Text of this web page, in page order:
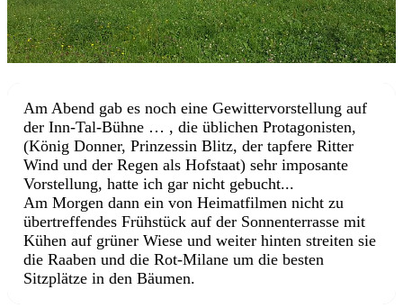
Am Abend gab es noch eine Gewittervorstellung auf
der Inn-Tal-Bühne … , die üblichen Protagonisten,
(König Donner, Prinzessin Blitz, der tapfere Ritter
Wind und der Regen als Hofstaat) sehr imposante
Vorstellung, hatte ich gar nicht gebucht...
Am Morgen dann ein von Heimatfilmen nicht zu
übertreffendes Frühstück auf der Sonnenterrasse mit
Kühen auf grüner Wiese und weiter hinten streiten sie
die Raaben und die Rot-Milane um die besten
Sitzplätze in den Bäumen.